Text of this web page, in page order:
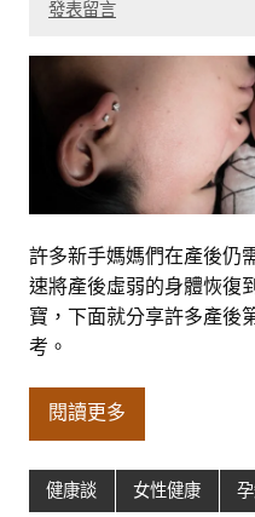
發表留言
許多新手媽媽們在產後仍
速將產後虛弱的身體恢復
寶，下面就分享許多產後
考。
閱讀更多
健康談 女性健康